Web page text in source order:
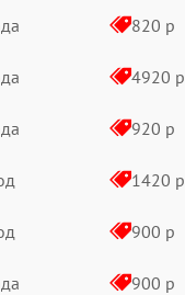
820 р
4920 р
920 р
1420 р
900 р
900 р